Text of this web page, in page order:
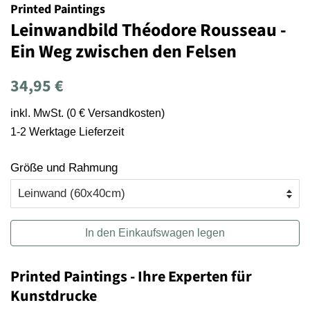
Printed Paintings
Leinwandbild Théodore Rousseau -
Ein Weg zwischen den Felsen
Normaler
34,95 €
inkl. MwSt. (0 € Versandkosten)
1-2 Werktage Lieferzeit
Größe und Rahmung
In den Einkaufswagen legen
Printed Paintings - Ihre Experten für
Kunstdrucke